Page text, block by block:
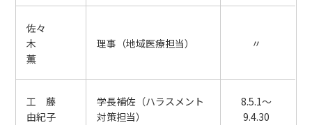
佐々
木
薫
理事（地域医療担当） 〃
工 藤
由紀子
学長補佐（ハラスメント
対策担当）
8.5.1～
9.4.30